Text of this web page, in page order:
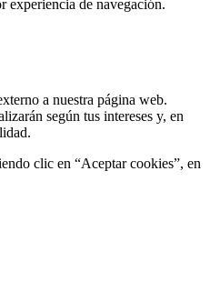
experiencia de navegación.
a nuestra página web.
según tus intereses y, en
clic en “Aceptar cookies”, en